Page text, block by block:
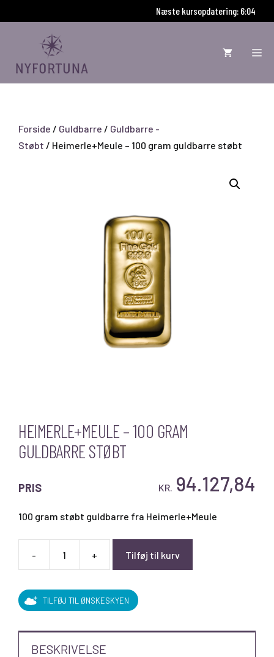
til
Næste kursopdatering: 6:03
Forside / Guldbarre / Guldbarre -
Støbt / Heimerle+Meule – 100 gram guldbarre støbt
HEIMERLE+MEULE – 100 GRAM
GULDBARRE STØBT
PRIS KR. 94.127,84
100 gram støbt guldbarre fra Heimerle+Meule
-
Heimerle+Meule
100
gram
guldbarre
+ Tilføj til kurv
TILFØJ TIL ØNSKESKYEN
BESKRIVELSE